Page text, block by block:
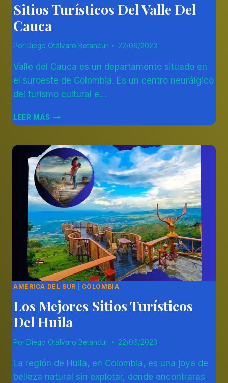
Sitios Turísticos Del Valle Del
Cauca
Por Diego Otálvaro Betancur 22/06/2023
Valle del Cauca es un departamento situado en
el suroeste de Colombia. Es un centro neurálgico
del turismo cultural e…
LEER MÁS SITIOS
TURÍSTICOS
VALLE
DEL
CAUCA
AMÉRICA DEL SUR COLOMBIA
Los Mejores Sitios Turísticos
Del Huila
Por Diego Otálvaro Betancur 22/06/2023
La región de Huila, en Colombia, es una joya de
belleza natural sin explotar, donde encontraras